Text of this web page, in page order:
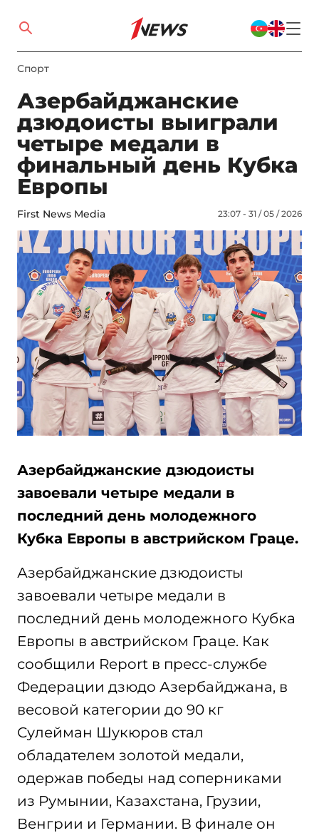
Спорт
Азербайджанские
дзюдоисты выиграли
четыре медали в
финальный день Кубка
Европы
First News Media 23:07 - 31 / 05 / 2026
Азербайджанские дзюдоисты
завоевали четыре медали в
последний день молодежного
Кубка Европы в австрийском Граце.
Азербайджанские дзюдоисты
завоевали четыре медали в
последний день молодежного Кубка
Европы в австрийском Граце. Как
сообщили Report в пресс-службе
Федерации дзюдо Азербайджана, в
весовой категории до 90 кг
Сулейман Шукюров стал
обладателем золотой медали,
одержав победы над соперниками
из Румынии, Казахстана, Грузии,
Венгрии и Германии. В финале он